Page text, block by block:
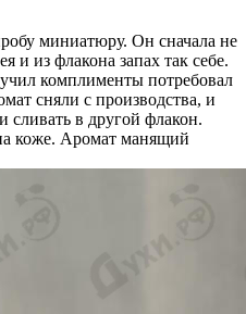
миниатюру. Он сначала не
и из флакона запах так себе.
комплименты потребовал
сняли с производства, и
в другой флакон.
коже. Аромат манящий